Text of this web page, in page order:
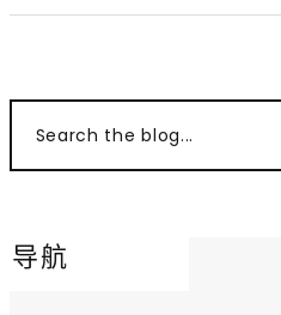
Search the blog...
导航